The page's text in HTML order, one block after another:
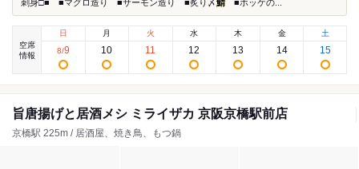
刺身□■ ■マグロ造り ■サーモン造り ■炙り〆鯖 ■ホッケの...
空席
情報
日
8/9
月
10
火
11
水
12
木
13
金
14
土
15
旨唐揚げと居酒メシ ミライザカ 京阪京橋駅前店
京橋駅 225m / 居酒屋、焼き鳥、もつ鍋